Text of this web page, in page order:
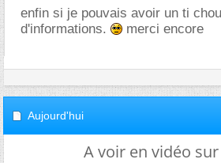
enfin si je pouvais avoir un ti
d'informations.
merci encore
Aujourd'hui
A voir en vidéo